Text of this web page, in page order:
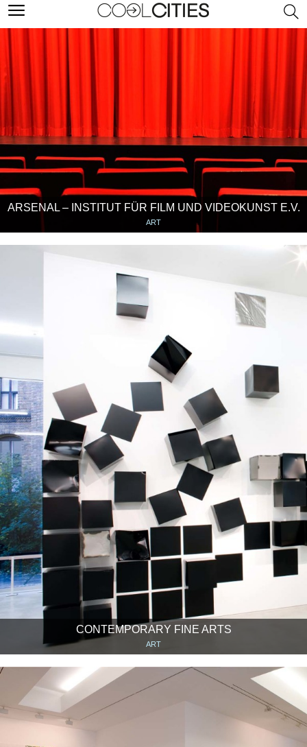
ARSENAL – INSTITUT FÜR FILM UND VIDEOKUNST E.V.
ART
CONTEMPORARY FINE ARTS
ART